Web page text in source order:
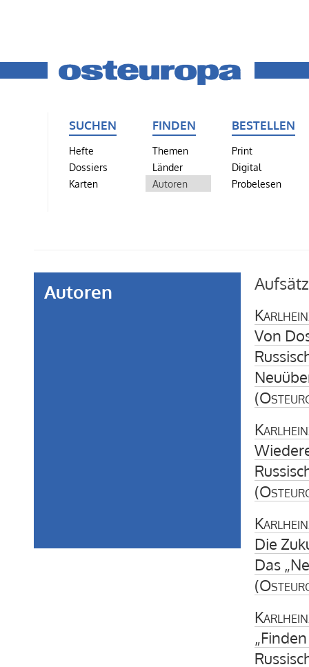
SUCHEN
Hefte
Dossiers
Karten
FINDEN
Themen
Länder
Autoren
BESTELLEN
Print
Digital
Probelesen
Autoren
Von
(
(
Die
Das
(